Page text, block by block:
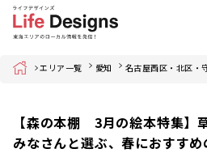
Home エリア一覧 愛知 名古屋西区・北区・
【森の本棚 3月の絵本特集】
みなさんと選ぶ、春におすす